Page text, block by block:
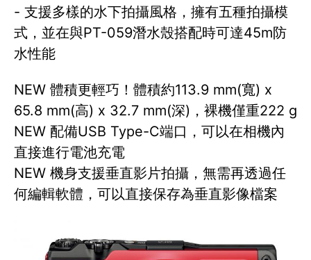
- 支援多樣的水下拍攝風格，擁有五種拍攝模
式，並在與PT-059潛水殼搭配時可達45m防
水性能
NEW 體積更輕巧！體積約113.9 mm(寬) x
65.8 mm(高) x 32.7 mm(深)，裸機僅重222 g
NEW 配備USB Type-C端口，可以在相機內
直接進行電池充電
NEW 機身支援垂直影片拍攝，無需再透過任
何編輯軟體，可以直接保存為垂直影像檔案